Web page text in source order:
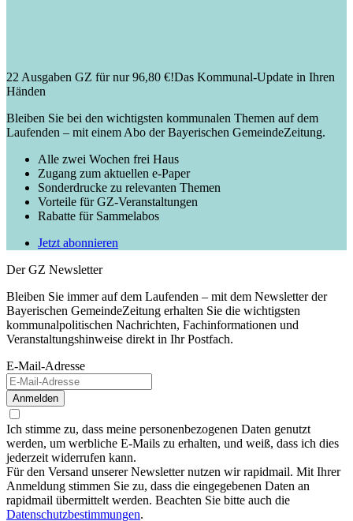
22 Ausgaben GZ für nur 96,80 €!Das Kommunal-Update in Ihren
Händen
Bleiben Sie bei den wichtigsten kommunalen Themen auf dem
Laufenden – mit einem Abo der Bayerischen GemeindeZeitung.
Alle zwei Wochen frei Haus
Zugang zum aktuellen e-Paper
Sonderdrucke zu relevanten Themen
Vorteile für GZ-Veranstaltungen
Rabatte für Sammelabos
Jetzt abonnieren
Der GZ Newsletter
Bleiben Sie immer auf dem Laufenden – mit dem Newsletter der
Bayerischen GemeindeZeitung erhalten Sie die wichtigsten
kommunalpolitischen Nachrichten, Fachinformationen und
Veranstaltungshinweise direkt in Ihr Postfach.
E-Mail-Adresse
Anmelden
Ich stimme zu, dass meine personenbezogenen Daten genutzt
werden, um werbliche E-Mails zu erhalten, und weiß, dass ich dies
jederzeit widerrufen kann.
Für den Versand unserer Newsletter nutzen wir rapidmail. Mit Ihrer
Anmeldung stimmen Sie zu, dass die eingegebenen Daten an
rapidmail übermittelt werden. Beachten Sie bitte auch die
Datenschutzbestimmungen.